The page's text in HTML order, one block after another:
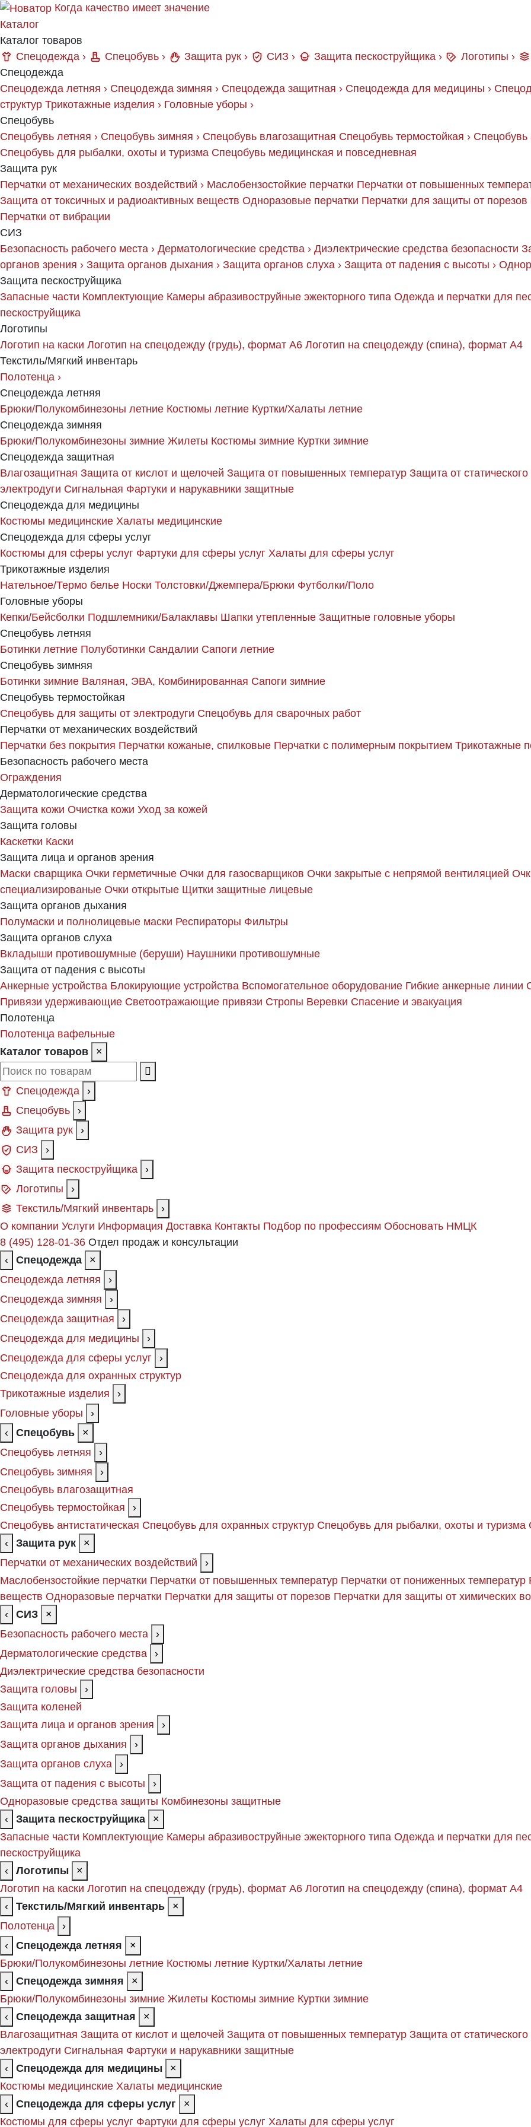
Когда качество имеет значение
Каталог
Каталог товаров
Спецодежда › Спецобувь › Защита рук › СИЗ › Защита пескоструйщика › Логотипы ›
Спецодежда
Спецодежда летняя › Спецодежда зимняя › Спецодежда защитная › Спецодежда для медицины ›
структур Трикотажные изделия › Головные уборы ›
Спецобувь
Спецобувь летняя › Спецобувь зимняя › Спецобувь влагозащитная Спецобувь термостойкая › Спецобувь
Спецобувь для рыбалки, охоты и туризма Спецобувь медицинская и повседневная
Защита рук
Перчатки от механических воздействий › Маслобензостойкие перчатки Перчатки от повышенных
Защита от токсичных и радиоактивных веществ Одноразовые перчатки Перчатки для защиты от порезов
Перчатки от вибрации
СИЗ
Безопасность рабочего места › Дерматологические средства › Диэлектрические средства безопасности
органов зрения › Защита органов дыхания › Защита органов слуха › Защита от падения с высоты ›
Защита пескоструйщика
Запасные части Комплектующие Камеры абразивоструйные эжекторного типа Одежда и перчатки для
пескоструйщика
Логотипы
Логотип на каски Логотип на спецодежду (грудь), формат А6 Логотип на спецодежду (спина), формат А4
Текстиль/Мягкий инвентарь
Полотенца ›
Спецодежда летняя
Брюки/Полукомбинезоны летние Костюмы летние Куртки/Халаты летние
Спецодежда зимняя
Брюки/Полукомбинезоны зимние Жилеты Костюмы зимние Куртки зимние
Спецодежда защитная
Влагозащитная Защита от кислот и щелочей Защита от повышенных температур Защита от статического
электродуги Сигнальная Фартуки и нарукавники защитные
Спецодежда для медицины
Костюмы медицинские Халаты медицинские
Спецодежда для сферы услуг
Костюмы для сферы услуг Фартуки для сферы услуг Халаты для сферы услуг
Трикотажные изделия
Нательное/Термо белье Носки Толстовки/Джемпера/Брюки Футболки/Поло
Головные уборы
Кепки/Бейсболки Подшлемники/Балаклавы Шапки утепленные Защитные головные уборы
Спецобувь летняя
Ботинки летние Полуботинки Сандалии Сапоги летние
Спецобувь зимняя
Ботинки зимние Валяная, ЭВА, Комбинированная Сапоги зимние
Спецобувь термостойкая
Спецобувь для защиты от электродуги Спецобувь для сварочных работ
Перчатки от механических воздействий
Перчатки без покрытия Перчатки кожаные, спилковые Перчатки с полимерным покрытием Трикотажные
Безопасность рабочего места
Ограждения
Дерматологические средства
Защита кожи Очистка кожи Уход за кожей
Защита головы
Каскетки Каски
Защита лица и органов зрения
Маски сварщика Очки герметичные Очки для газосварщиков Очки закрытые с непрямой вентиляцией
специализированые Очки открытые Щитки защитные лицевые
Защита органов дыхания
Полумаски и полнолицевые маски Респираторы Фильтры
Защита органов слуха
Вкладыши противошумные (беруши) Наушники противошумные
Защита от падения с высоты
Анкерные устройства Блокирующие устройства Вспомогательное оборудование Гибкие анкерные линии
Привязи удерживающие Светоотражающие привязи Стропы Веревки Спасение и эвакуация
Полотенца
Полотенца вафельные
Каталог товаров
×
Спецодежда
›
Спецобувь
›
Защита рук
›
СИЗ
›
Защита пескоструйщика
›
Логотипы
›
Текстиль/Мягкий инвентарь
›
О компании Услуги Информация Доставка Контакты Подбор по профессиям Обосновать НМЦК
8 (495) 128-01-36 Отдел продаж и консультации
‹
Спецодежда
×
Спецодежда летняя
›
Спецодежда зимняя
›
Спецодежда защитная
›
Спецодежда для медицины
›
Спецодежда для сферы услуг
›
Спецодежда для охранных структур
Трикотажные изделия
›
Головные уборы
›
‹
Спецобувь
×
Спецобувь летняя
›
Спецобувь зимняя
›
Спецобувь влагозащитная
Спецобувь термостойкая
›
Спецобувь антистатическая Спецобувь для охранных структур Спецобувь для рыбалки, охоты и туризма
‹
Защита рук
×
Перчатки от механических воздействий
›
Маслобензостойкие перчатки Перчатки от повышенных температур Перчатки от пониженных температур
веществ Одноразовые перчатки Перчатки для защиты от порезов Перчатки для защиты от химических
‹
СИЗ
×
Безопасность рабочего места
›
Дерматологические средства
›
Диэлектрические средства безопасности
Защита головы
›
Защита коленей
Защита лица и органов зрения
›
Защита органов дыхания
›
Защита органов слуха
›
Защита от падения с высоты
›
Одноразовые средства защиты Комбинезоны защитные
‹
Защита пескоструйщика
×
Запасные части Комплектующие Камеры абразивоструйные эжекторного типа Одежда и перчатки для
пескоструйщика
‹
Логотипы
×
Логотип на каски Логотип на спецодежду (грудь), формат А6 Логотип на спецодежду (спина), формат А4
‹
Текстиль/Мягкий инвентарь
×
Полотенца
›
‹
Спецодежда летняя
×
Брюки/Полукомбинезоны летние Костюмы летние Куртки/Халаты летние
‹
Спецодежда зимняя
×
Брюки/Полукомбинезоны зимние Жилеты Костюмы зимние Куртки зимние
‹
Спецодежда защитная
×
Влагозащитная Защита от кислот и щелочей Защита от повышенных температур Защита от статического
электродуги Сигнальная Фартуки и нарукавники защитные
‹
Спецодежда для медицины
×
Костюмы медицинские Халаты медицинские
‹
Спецодежда для сферы услуг
×
Костюмы для сферы услуг Фартуки для сферы услуг Халаты для сферы услуг